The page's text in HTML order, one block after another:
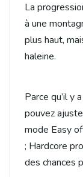
La
à une
plus haut,
haleine.
Parce qu’il y
pouvez
mode Easy
; Hardcore
des chances